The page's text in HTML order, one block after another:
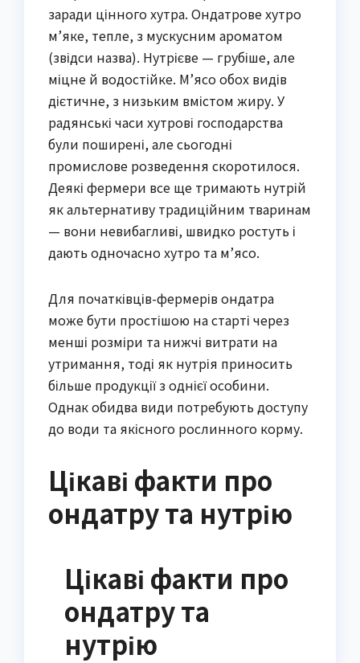
заради цінного хутра. Ондатрове хутро
м’яке, тепле, з мускусним ароматом
(звідси назва). Нутрієве — грубіше, але
міцне й водостійке. М’ясо обох видів
дієтичне, з низьким вмістом жиру. У
радянські часи хутрові господарства
були поширені, але сьогодні
промислове розведення скоротилося.
Деякі фермери все ще тримають нутрій
як альтернативу традиційним тваринам
— вони невибагливі, швидко ростуть і
дають одночасно хутро та м’ясо.
Для початківців-фермерів ондатра
може бути простішою на старті через
менші розміри та нижчі витрати на
утримання, тоді як нутрія приносить
більше продукції з однієї особини.
Однак обидва види потребують доступу
до води та якісного рослинного корму.
Цікаві факти про
ондатру та нутрію
Цікаві факти про
ондатру та
нутрію